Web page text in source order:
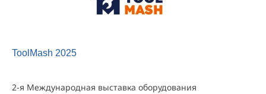
ToolMash 2025
2-я Международная выставка оборудования